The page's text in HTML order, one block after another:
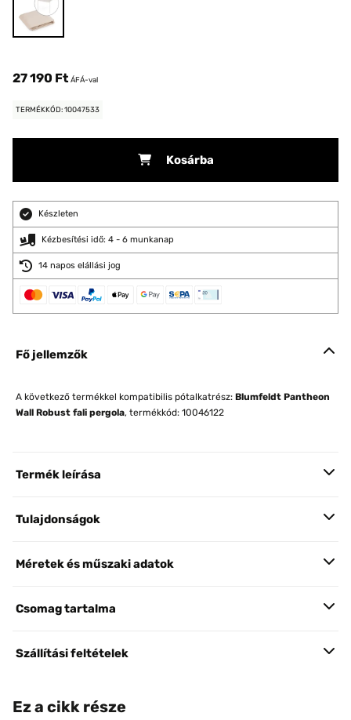
27 190 Ft ÁFÁ-val
TERMÉKKÓD: 10047533
Kosárba
Készleten
Kézbesítési idő: 4 - 6 munkanap
14 napos elállási jog
Fő jellemzők
A következő termékkel kompatibilis pótalkatrész: Blumfeldt Pantheon
Wall Robust fali pergola, termékkód: 10046122
Termék leírása
Tulajdonságok
Méretek és műszaki adatok
Csomag tartalma
Szállítási feltételek
Ez a cikk része